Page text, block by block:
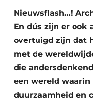
Nieuwsflash…!
En dús zijn er ook
overtuigd zijn dat
met de
die
een wereld
duurzaamheid en